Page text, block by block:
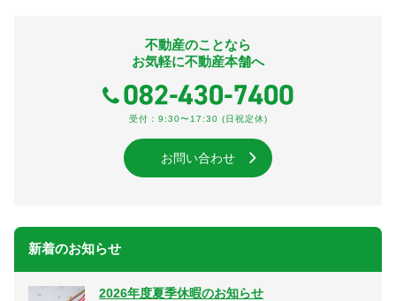
不動産のことなら
お気軽に不動産本舗へ
受付：9:30〜17:30 (日祝定休)
お問い合わせ
新着のお知らせ
2026年度夏季休暇のお知らせ